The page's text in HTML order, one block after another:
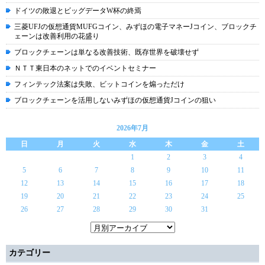
ドイツの敗退とビッグデータW杯の終焉
三菱UFJの仮想通貨MUFGコイン、みずほの電子マネーJコイン、ブロックチ
ェーンは改善利用の花盛り
ブロックチェーンは単なる改善技術、既存世界を破壊せず
ＮＴＴ東日本のネットでのイベントセミナー
フィンテック法案は失敗、ビットコインを煽っただけ
ブロックチェーンを活用しないみずほの仮想通貨Jコインの狙い
2026年7月
日
月 火 水 木 金
土
1
2 3
4
5
6 7 8 9 10
11
12
13 14 15 16 17
18
19
20 21 22 23 24
25
26
27 28 29 30 31
カテゴリー